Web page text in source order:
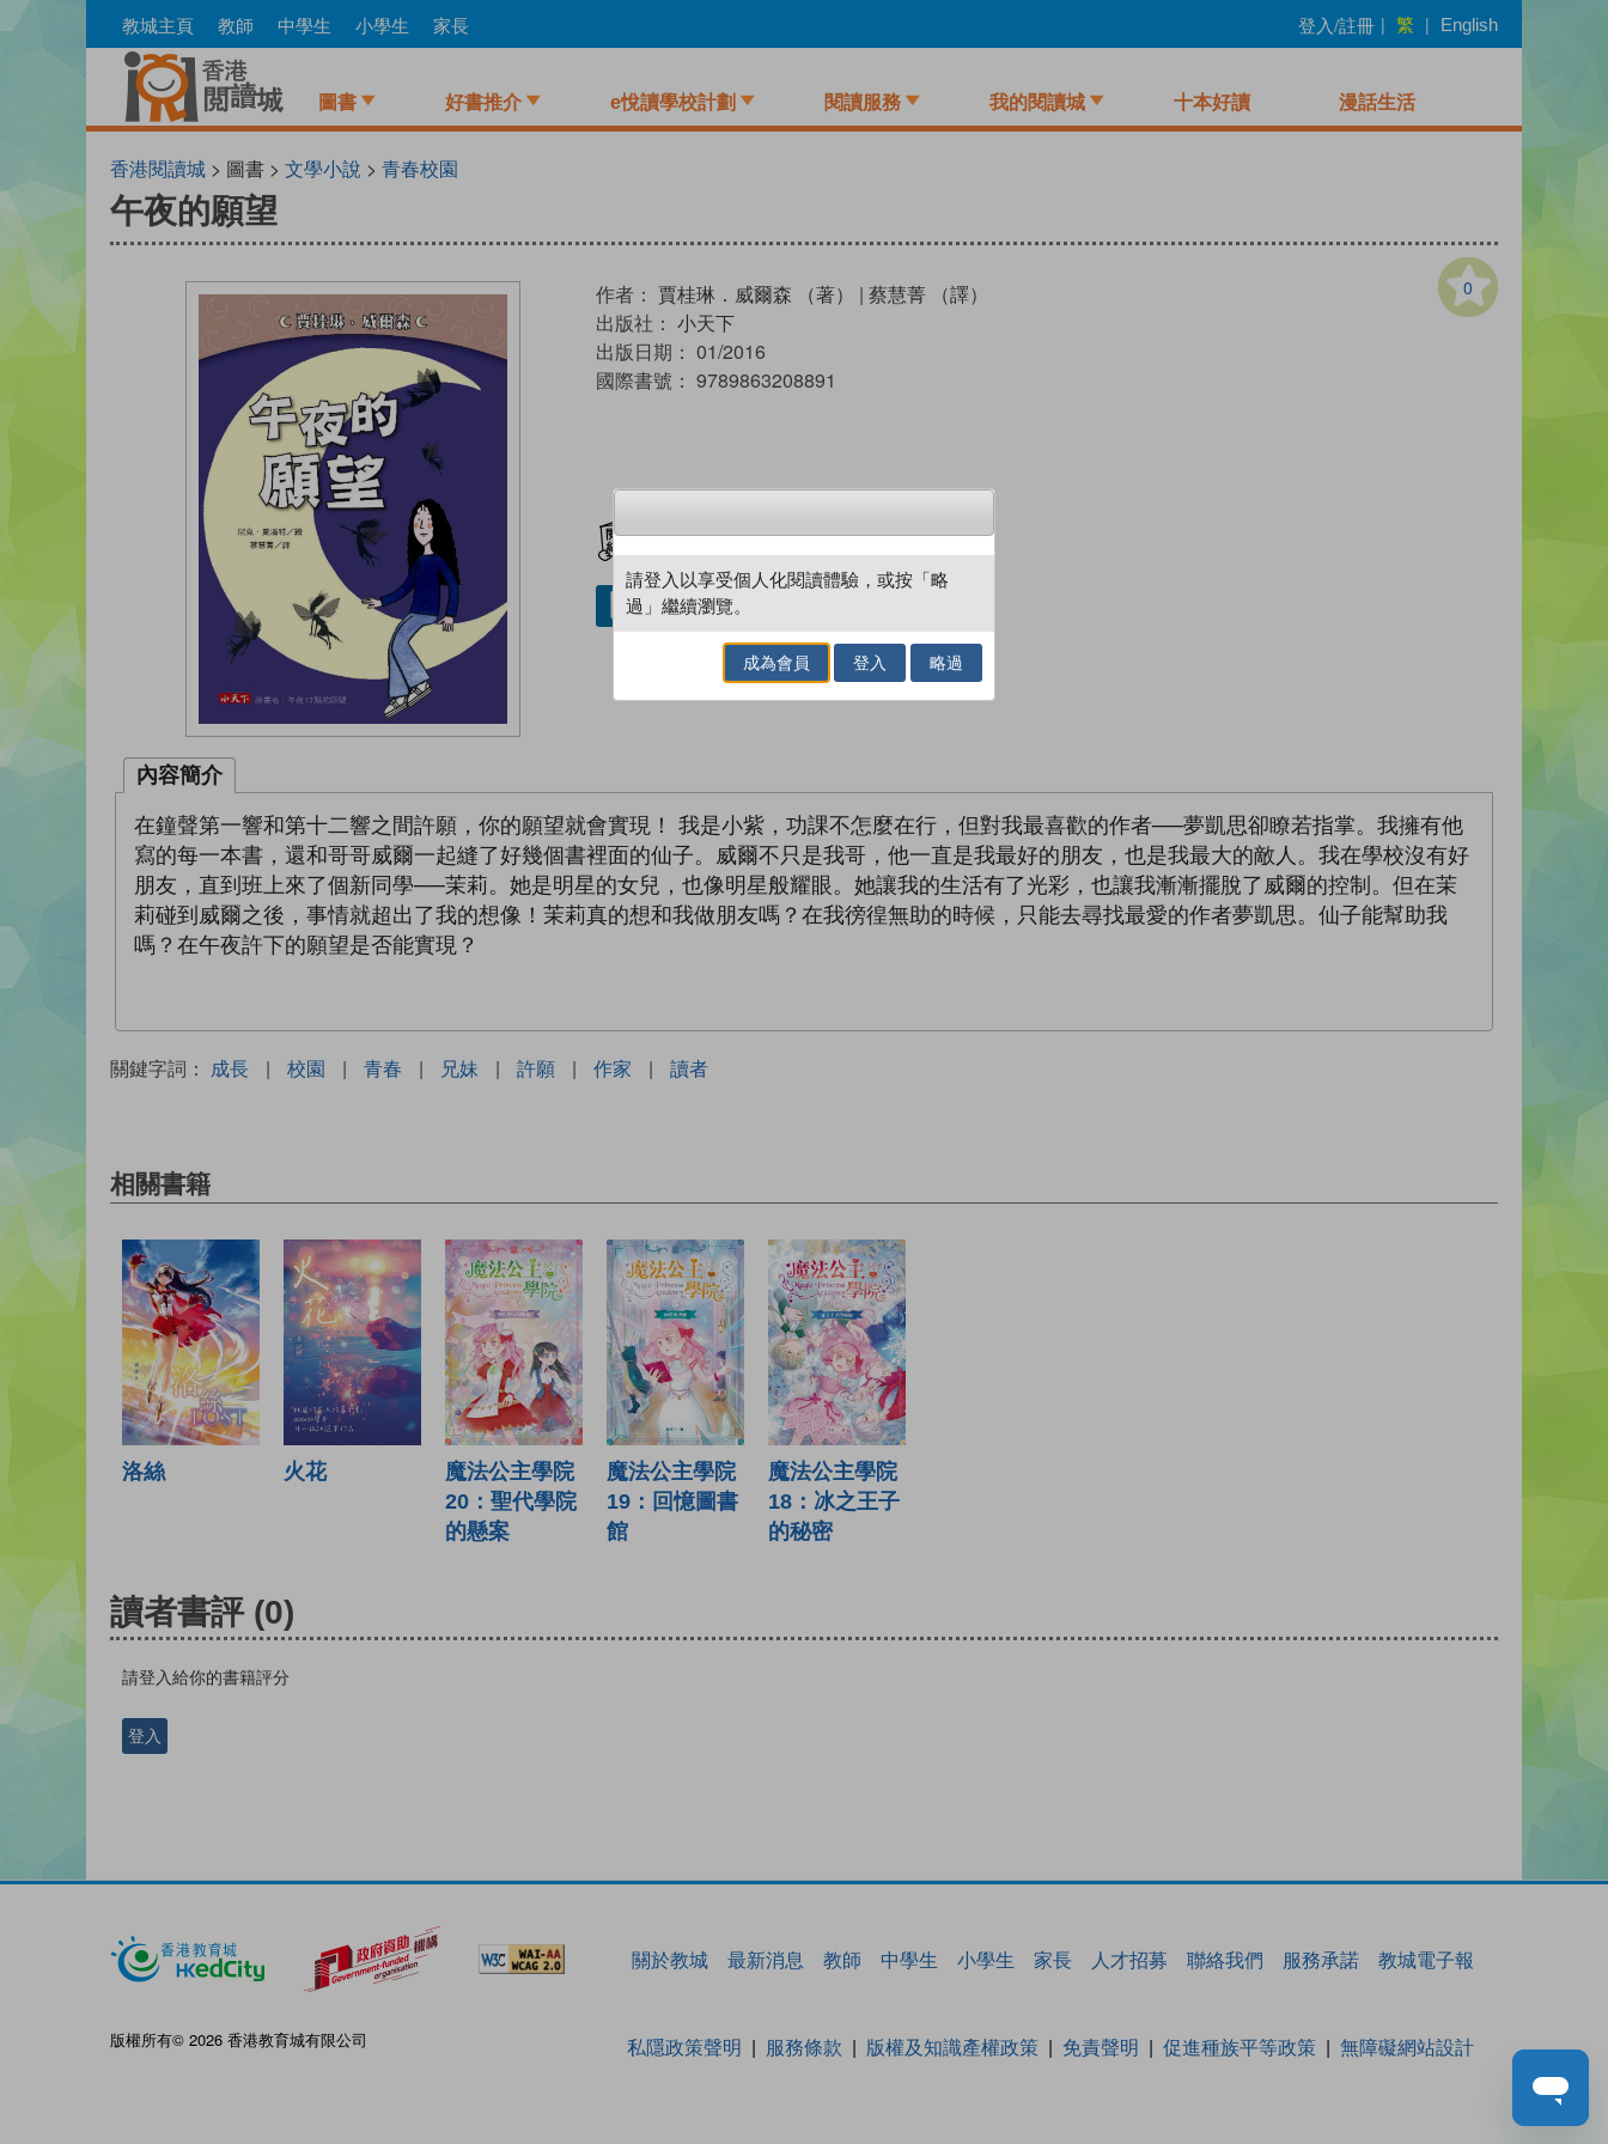
to
教城主頁 教師 中學生 小學生 家長 登入/註冊 | 繁 | English
圖書 好書推介 e悅讀學校計劃 閱讀服務 我的閱讀城 十本好讀 漫話生活
香港閱讀城 > 圖書 > 文學小說 > 青春校園
午夜的願望
0
作者： 賈桂琳．威爾森 （著） | 蔡慧菁 （譯）
出版社： 小天下
出版日期： 01/2016
國際書號： 9789863208891
借閱實體書
內容簡介
在鐘聲第一響和第十二響之間許願，你的願望就會實現！ 我是小紫，功課不怎麼在行，但對我最喜歡的作者──夢凱思卻瞭若指掌。我擁有他
寫的每一本書，還和哥哥威爾一起縫了好幾個書裡面的仙子。威爾不只是我哥，他一直是我最好的朋友，也是我最大的敵人。我在學校沒有好
朋友，直到班上來了個新同學──茉莉。她是明星的女兒，也像明星般耀眼。她讓我的生活有了光彩，也讓我漸漸擺脫了威爾的控制。但在茉
莉碰到威爾之後，事情就超出了我的想像！茉莉真的想和我做朋友嗎？在我徬徨無助的時候，只能去尋找最愛的作者夢凱思。仙子能幫助我
嗎？在午夜許下的願望是否能實現？
關鍵字詞： 成長 | 校園 | 青春 | 兄妹 | 許願 | 作家 | 讀者
相關書籍
洛絲 火花
魔法公主學院
20：聖代學院
的懸案
魔法公主學院
19：回憶圖書
館
魔法公主學院
18：冰之王子
的秘密
讀者書評 (0)
請登入給你的書籍評分
登入
關於教城 最新消息 教師 中學生 小學生 家長 人才招募 聯絡我們 服務承諾 教城電子報
版權所有© 2026 香港教育城有限公司 私隱政策聲明 服務條款 版權及知識產權政策 免責聲明 促進種族平等政策 無障礙網站設計
請登入以享受個人化閱讀體驗，或按「略
過」繼續瀏覽。
成為會員 登入 略過